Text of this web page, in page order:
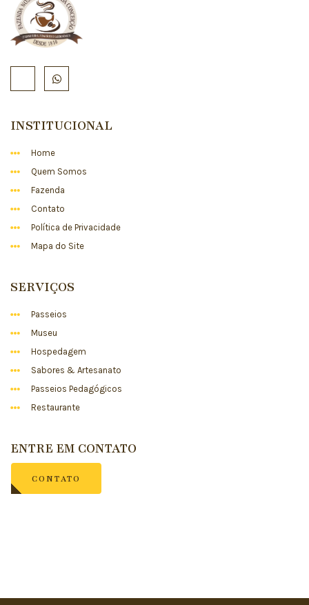
INSTITUCIONAL
Home
Quem Somos
Fazenda
Contato
Política de Privacidade
Mapa do Site
SERVIÇOS
Passeios
Museu
Hospedagem
Sabores & Artesanato
Passeios Pedagógicos
Restaurante
ENTRE EM CONTATO
CONTATO